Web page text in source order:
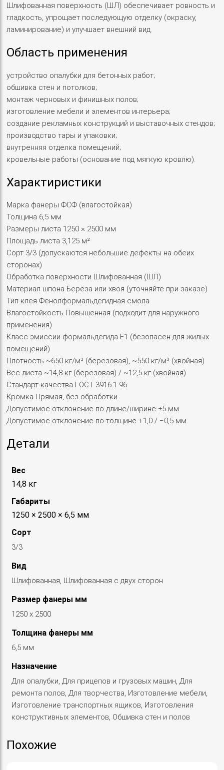
Шлифованная поверхность (ШЛ) обеспечивает ровность и
гладкость, упрощает последующую отделку (окраску,
ламинирование) и улучшает внешний вид.
Область применения
устройство опалубки для бетонных работ;
обшивка стен и потолков;
монтаж черновых и финишных полов;
изготовление мебели и элементов интерьера;
создание рекламных конструкций и выставочных стендов;
производство тары и упаковки;
внутренняя отделка помещений;
кровельные работы (основание под мягкую кровлю).
Характиристики
Марка фанеры ФСФ (влагостойкая)
Толщина 6,5 мм
Размеры листа 1250 × 2500 мм
Площадь листа 3,125 м²
Сорт 3/3 (допускаются небольшие дефекты на обеих
сторонах)
Обработка поверхности Шлифованная (ШЛ)
Материал шпона Берёза или хвоя (уточняйте при заказе)
Тип клея Фенолформальдегидная смола
Влагостойкость Повышенная (подходит для наружного
применения)
Класс эмиссии формальдегида Е1 (безопасен для жилых
помещений)
Плотность ~650 кг/м³ (берёзовая), ~550 кг/м³ (хвойная)
Вес листа ~14,8 кг (берёзовая) / ~12,5 кг (хвойная)
Стандарт качества ГОСТ 3916.1-96
Кромка Прямая, без обработки
Допустимое отклонение по длине/ширине ±5 мм
Допустимое отклонение по толщине +1,0 / −0,5 мм
Детали
Вес
14,8 кг
Габариты
1250 × 2500 × 6,5 мм
Сорт
3/3
Вид
Шлифованная, Шлифованная с двух сторон
Размер фанеры мм
1250 х 2500
Толщина фанеры мм
6,5 мм
Назначение
Для опалубки, Для прицепов и грузовых машин, Для
ремонта полов, Для творчества, Изготовление мебели,
Изготовление транспортных ящиков, Изготовления
конструктивных элементов, Обшивка стен и полов
Похожие